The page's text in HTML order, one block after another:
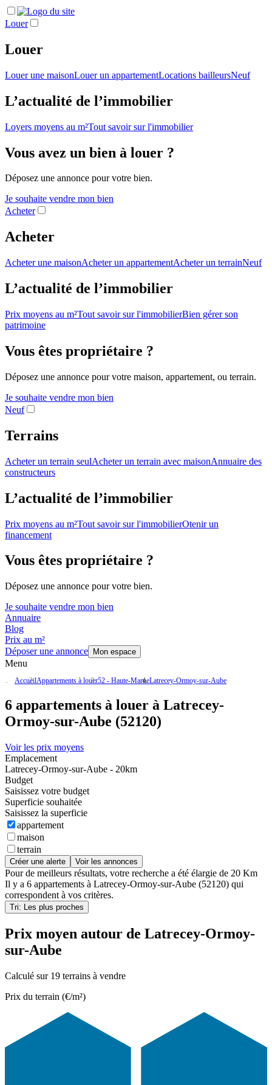
Louer
Louer
Louer une maisonLouer un appartementLocations bailleursNeuf
L’actualité de l’immobilier
Loyers moyens au m²Tout savoir sur l'immobilier
Vous avez un bien à louer ?
Déposez une annonce pour votre bien.
Je souhaite vendre mon bien
Acheter
Acheter
Acheter une maisonAcheter un appartementAcheter un terrainNeuf
L’actualité de l’immobilier
Prix moyens au m²Tout savoir sur l'immobilierBien gérer son
patrimoine
Vous êtes propriétaire ?
Déposez une annonce pour votre maison, appartement, ou terrain.
Je souhaite vendre mon bien
Neuf
Terrains
Acheter un terrain seulAcheter un terrain avec maisonAnnuaire des
constructeurs
L’actualité de l’immobilier
Prix moyens au m²Tout savoir sur l'immobilierOtenir un
financement
Vous êtes propriétaire ?
Déposez une annonce pour votre bien.
Je souhaite vendre mon bien
Annuaire
Blog
Prix au m²
Déposer une annonce
Mon espace
Menu
AccueilAppartements à louer52 - Haute-MarneLatrecey-Ormoy-sur-Aube
6 appartements à louer à Latrecey-
Ormoy-sur-Aube (52120)
Voir les prix moyens
Emplacement
Latrecey-Ormoy-sur-Aube - 20km
Budget
Saisissez votre budget
Superficie souhaitée
Saisissez la superficie
appartement
maison
terrain
Créer une alerte Voir les annonces
Pour de meilleurs résultats, votre recherche a été élargie de 20 Km
Il y a 6 appartements à Latrecey-Ormoy-sur-Aube (52120) qui
correspondent à vos critères.
Tri: Les plus proches
Prix moyen autour de Latrecey-Ormoy-
sur-Aube
Calculé sur 19 terrains à vendre
Prix du terrain (€/m²)